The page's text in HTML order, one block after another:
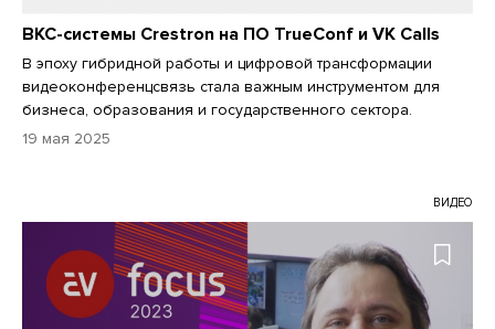
ВКС-системы Crestron на ПО TrueConf и VK Calls
В эпоху гибридной работы и цифровой трансформации
видеоконференцсвязь стала важным инструментом для
бизнеса, образования и государственного сектора.
19 мая 2025
ВИДЕО